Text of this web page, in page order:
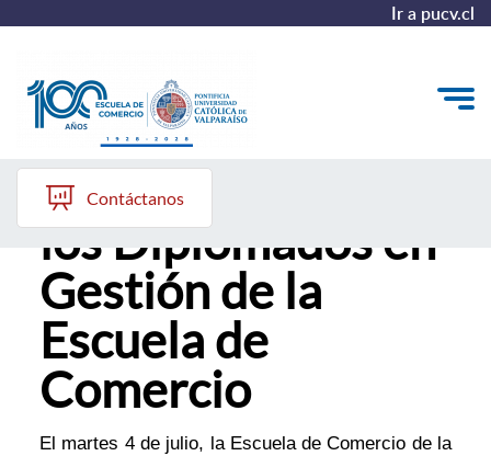
Ir a pucv.cl
Quiénes somos
Vinculación con el Medio
Formación Continua
Postgrados
Admisión
Contáctanos
Exitoso inicio de
los Diplomados en
Gestión de la
Escuela de
Comercio
El martes 4 de julio, la Escuela de Comercio de la